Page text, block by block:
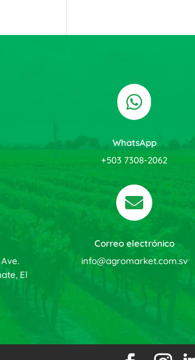
El

WhatsApp
+503 7308-2062

Correo electrónico
info@agromarket.com.sv